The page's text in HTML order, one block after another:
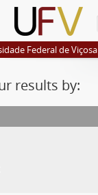
Federal de Viçosa
results by: